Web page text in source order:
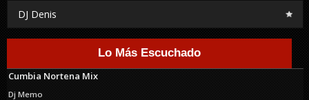
DJ Denis
Lo Más Escuchado
Cumbia Nortena Mix
Dj Memo